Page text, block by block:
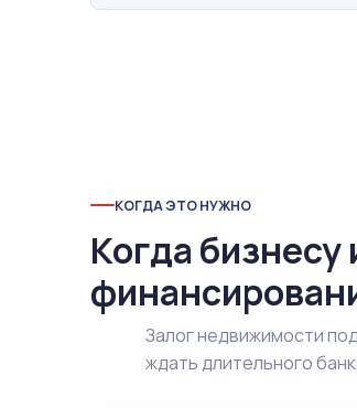
КОГДА ЭТО НУЖНО
Когда
Залог недвижимости
ждать длительного